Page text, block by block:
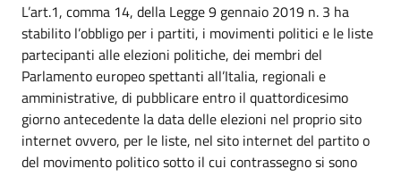
L’art.1, comma 14, della Legge 9 gennaio 2019 n. 3 ha
stabilito l’obbligo per i partiti, i movimenti politici e le liste
partecipanti alle elezioni politiche, dei membri del
Parlamento europeo spettanti all’Italia, regionali e
amministrative, di pubblicare entro il quattordicesimo
giorno antecedente la data delle elezioni nel proprio sito
internet ovvero, per le liste, nel sito internet del partito o
del movimento politico sotto il cui contrassegno si sono